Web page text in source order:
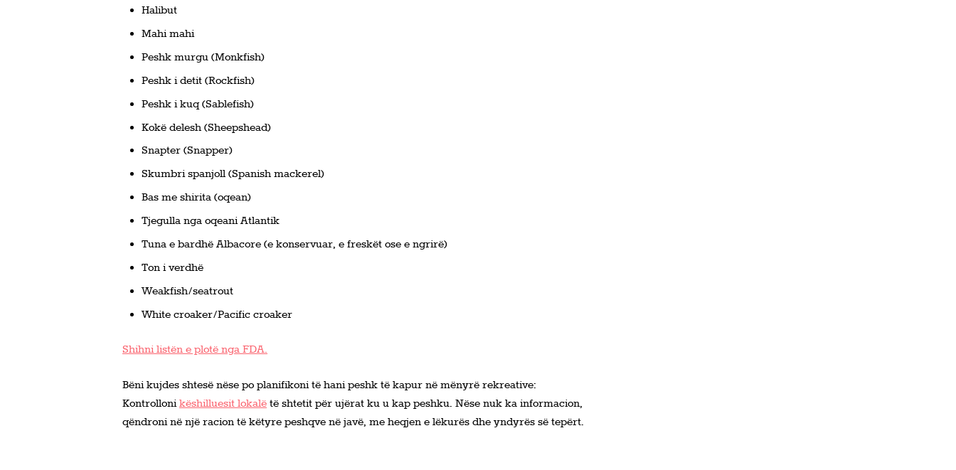
Halibut
Mahi mahi
Peshk murgu (Monkfish)
Peshk i detit (Rockfish)
Peshk i kuq (Sablefish)
Kokë delesh (Sheepshead)
Snapter (Snapper)
Skumbri spanjoll (Spanish mackerel)
Bas me shirita (oqean)
Tjegulla nga oqeani Atlantik
Tuna e bardhë Albacore (e konservuar, e freskët ose e ngrirë)
Ton i verdhë
Weakfish/seatrout
White croaker/Pacific croaker
Shihni listën e plotë nga FDA.
Bëni kujdes shtesë nëse po planifikoni të hani peshk të kapur në mënyrë rekreative:
Kontrollonikëshilluesit lokalë të shtetit për ujërat ku u kap peshku. Nëse nuk ka informacion,
qëndroni në një racion të këtyre peshqve në javë, me heqjen e lëkurës dhe yndyrës së tepërt.